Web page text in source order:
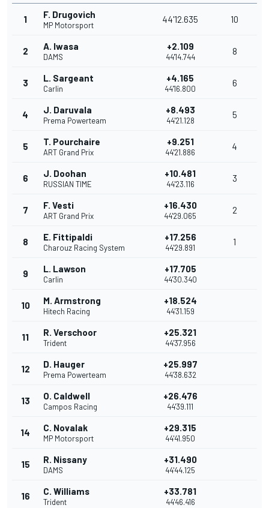
1 F. Drugovich
MP Motorsport
44'12.635 10
2 A. Iwasa
DAMS
+2.109
44'14.744
8
3 L. Sargeant
Carlin
+4.165
44'16.800
6
4 J. Daruvala
Prema Powerteam
+8.493
44'21.128
5
5 T. Pourchaire
ART Grand Prix
+9.251
44'21.886
4
6 J. Doohan
RUSSIAN TIME
+10.481
44'23.116
3
7 F. Vesti
ART Grand Prix
+16.430
44'29.065
2
8 E. Fittipaldi
Charouz Racing System
+17.256
44'29.891
1
9 L. Lawson
Carlin
+17.705
44'30.340
10 M. Armstrong
Hitech Racing
+18.524
44'31.159
11 R. Verschoor
Trident
+25.321
44'37.956
12 D. Hauger
Prema Powerteam
+25.997
44'38.632
13 O. Caldwell
Campos Racing
+26.476
44'39.111
14 C. Novalak
MP Motorsport
+29.315
44'41.950
15 R. Nissany
DAMS
+31.490
44'44.125
16 C. Williams
Trident
+33.781
44'46.416